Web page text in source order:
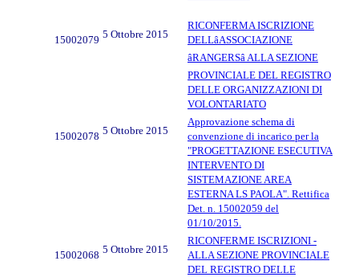
15002079 5 Ottobre 2015
RICONFERMA ISCRIZIONE
DELLâASSOCIAZIONE
âRANGERSâ ALLA SEZIONE
PROVINCIALE DEL REGISTRO
DELLE ORGANIZZAZIONI DI
VOLONTARIATO
15002078 5 Ottobre 2015
Approvazione schema di
convenzione di incarico per la
"PROGETTAZIONE ESECUTIVA
INTERVENTO DI
SISTEMAZIONE AREA
ESTERNA LS PAOLA". Rettifica
Det. n. 15002059 del
01/10/2015.
15002068 5 Ottobre 2015
RICONFERME ISCRIZIONI -
ALLA SEZIONE PROVINCIALE
DEL REGISTRO DELLE